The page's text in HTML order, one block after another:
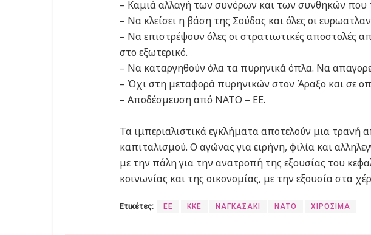
– Καμιά αλλαγή των συνόρων και των συνθηκών που
– Να κλείσει η βάση της Σούδας και όλες οι
– Να επιστρέψουν όλες οι στρατιωτικές αποστολές
στο εξωτερικό.
– Να καταργηθούν όλα τα πυρηνικά όπλα. Να
– Όχι στη μεταφορά πυρηνικών στον Άραξο και σε
– Αποδέσμευση από ΝΑΤΟ – ΕΕ.
Τα ιμπεριαλιστικά εγκλήματα αποτελούν μια τρανή
καπιταλισμού. Ο αγώνας για ειρήνη, φιλία και
με την πάλη για την ανατροπή της εξουσίας του
κοινωνίας και της οικονομίας, με την εξουσία στα
Ετικέτες: ΕΕ ΚΚΕ ΝΑΓΚΑΣΑΚΙ ΝΑΤΟ ΧΙΡΟΣΙΜΑ